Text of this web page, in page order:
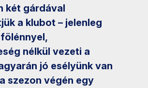
két gárdával
a klubot – jelenleg
nélkül vezeti a
jó esélyünk van
szezon végén egy